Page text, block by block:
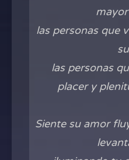
las personas que
las personas
placer y
Siente su amor